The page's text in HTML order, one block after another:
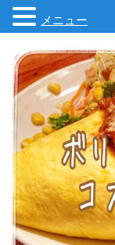
メニュー